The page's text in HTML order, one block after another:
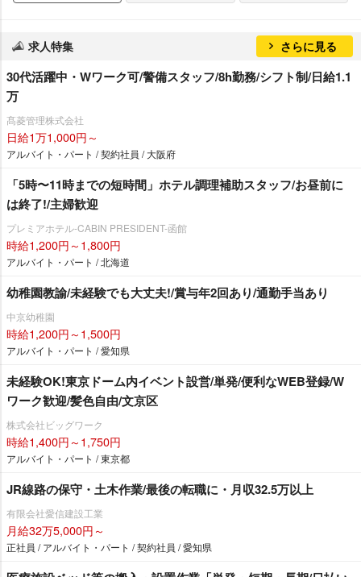
求人特集 さらに見る
30代活躍中・Wワーク可/警備スタッフ/8h勤務/シフト制/日給1.1
万
髙菱管理株式会社
日給1万1,000円～
アルバイト・パート / 契約社員 / 大阪府
「5時〜11時までの短時間」ホテル調理補助スタッフ/お昼前に
は終了!/主婦歓迎
プレミアホテル-CABIN PRESIDENT-函館
時給1,200円～1,800円
アルバイト・パート / 北海道
幼稚園教諭/未経験でも大丈夫!/賞与年2回あり/通勤手当あり
中京幼稚園
時給1,200円～1,500円
アルバイト・パート / 愛知県
未経験OK!東京ドーム内イベント設営/単発/便利なWEB登録/W
ワーク歓迎/髪色自由/文京区
株式会社ビッグワーク
時給1,400円～1,750円
アルバイト・パート / 東京都
JR線路の保守・土木作業/最後の転職に・月収32.5万以上
有限会社愛信建設工業
月給32万5,000円～
正社員 / アルバイト・パート / 契約社員 / 愛知県